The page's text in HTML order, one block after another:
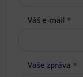
Váš e-mail *
Vaše zpráva *